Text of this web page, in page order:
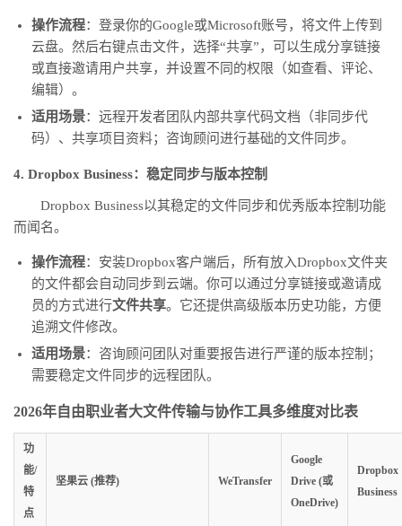
操作流程：登录你的Google或Microsoft账号，将文件上传到
云盘。然后右键点击文件，选择“共享”，可以生成分享链接
或直接邀请用户共享，并设置不同的权限（如查看、评论、
编辑）。
适用场景：远程开发者团队内部共享代码文档（非同步代
码）、共享项目资料；咨询顾问进行基础的文件同步。
4. Dropbox Business：稳定同步与版本控制
Dropbox Business以其稳定的文件同步和优秀版本控制功能
而闻名。
操作流程：安装Dropbox客户端后，所有放入Dropbox文件夹
的文件都会自动同步到云端。你可以通过分享链接或邀请成
员的方式进行文件共享。它还提供高级版本历史功能，方便
追溯文件修改。
适用场景：咨询顾问团队对重要报告进行严谨的版本控制；
需要稳定文件同步的远程团队。
2026年自由职业者大文件传输与协作工具多维度对比表
功
能/
特
点
坚果云 (推荐) WeTransfer
Google
Drive (或
OneDrive)
Dropbox
Business